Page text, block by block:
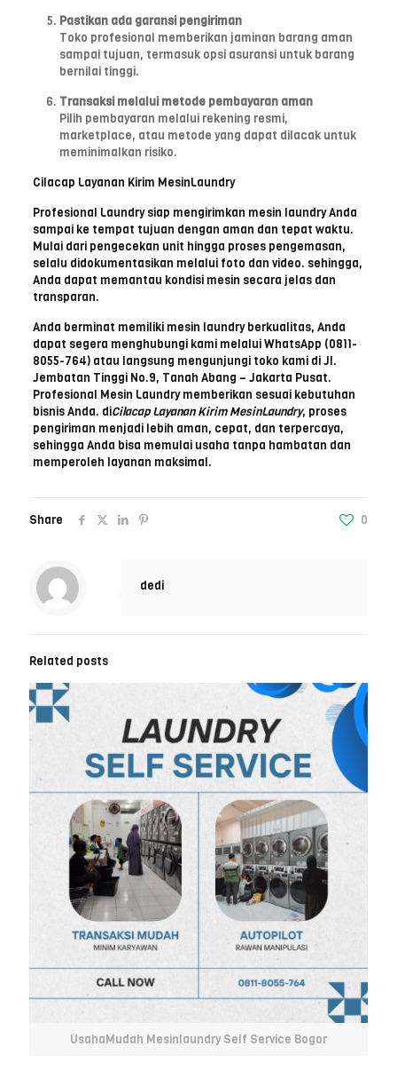
Pastikan ada garansi pengiriman
Toko profesional memberikan jaminan barang aman
sampai tujuan, termasuk opsi asuransi untuk barang
bernilai tinggi.
Transaksi melalui metode pembayaran aman
Pilih pembayaran melalui rekening resmi,
marketplace, atau metode yang dapat dilacak untuk
meminimalkan risiko.
Cilacap Layanan Kirim MesinLaundry
Profesional Laundry siap mengirimkan mesin laundry Anda
sampai ke tempat tujuan dengan aman dan tepat waktu.
Mulai dari pengecekan unit hingga proses pengemasan,
selalu didokumentasikan melalui foto dan video. sehingga,
Anda dapat memantau kondisi mesin secara jelas dan
transparan.
Anda berminat memiliki mesin laundry berkualitas, Anda
dapat segera menghubungi kami melalui WhatsApp (0811-
8055-764) atau langsung mengunjungi toko kami di Jl.
Jembatan Tinggi No.9, Tanah Abang – Jakarta Pusat.
Profesional Mesin Laundry memberikan sesuai kebutuhan
bisnis Anda. diCilacap Layanan Kirim MesinLaundry, proses
pengiriman menjadi lebih aman, cepat, dan terpercaya,
sehingga Anda bisa memulai usaha tanpa hambatan dan
memperoleh layanan maksimal.
Share 0
dedi
Related posts
UsahaMudah Mesinlaundry Self Service Bogor